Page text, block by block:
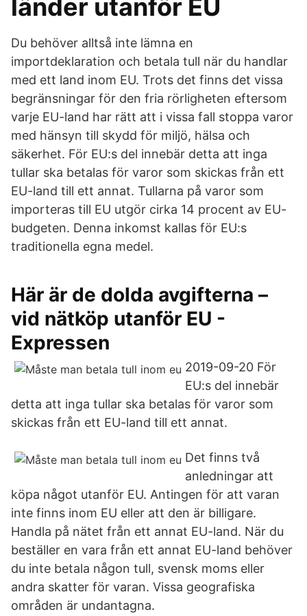
länder utanför EU
Du behöver alltså inte lämna en
importdeklaration och betala tull när du handlar
med ett land inom EU. Trots det finns det vissa
begränsningar för den fria rörligheten eftersom
varje EU-land har rätt att i vissa fall stoppa varor
med hänsyn till skydd för miljö, hälsa och
säkerhet. För EU:s del innebär detta att inga
tullar ska betalas för varor som skickas från ett
EU-land till ett annat. Tullarna på varor som
importeras till EU utgör cirka 14 procent av EU-
budgeten. Denna inkomst kallas för EU:s
traditionella egna medel.
Här är de dolda avgifterna –
vid nätköp utanför EU -
Expressen
2019-09-20 För
EU:s del innebär
detta att inga tullar ska betalas för varor som
skickas från ett EU-land till ett annat.
Det finns två
anledningar att
köpa något utanför EU. Antingen för att varan
inte finns inom EU eller att den är billigare.
Handla på nätet från ett annat EU-land. När du
beställer en vara från ett annat EU-land behöver
du inte betala någon tull, svensk moms eller
andra skatter för varan. Vissa geografiska
områden är undantagna.